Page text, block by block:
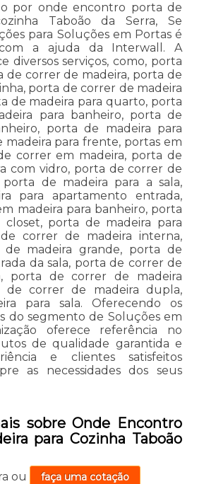
por onde encontro porta de
Taboão da Serra, Se
para Soluções em Portas é
a ajuda da Interwall. A
diversos serviços, como, porta
de correr de madeira, porta de
porta de correr de madeira
de madeira para quarto, porta
para banheiro, porta de
porta de madeira para
madeira para frente, portas em
correr em madeira, porta de
com vidro, porta de correr de
porta de madeira para a sala,
para apartamento entrada,
madeira para banheiro, porta
closet, porta de madeira para
correr de madeira interna,
madeira grande, porta de
da sala, porta de correr de
porta de correr de madeira
de correr de madeira dupla,
para sala. Oferecendo os
do segmento de Soluções em
oferece referência no
de qualidade garantida e
e clientes satisfeitos
as necessidades dos seus
sobre Onde Encontro
para Cozinha Taboão
ou faça uma cotação